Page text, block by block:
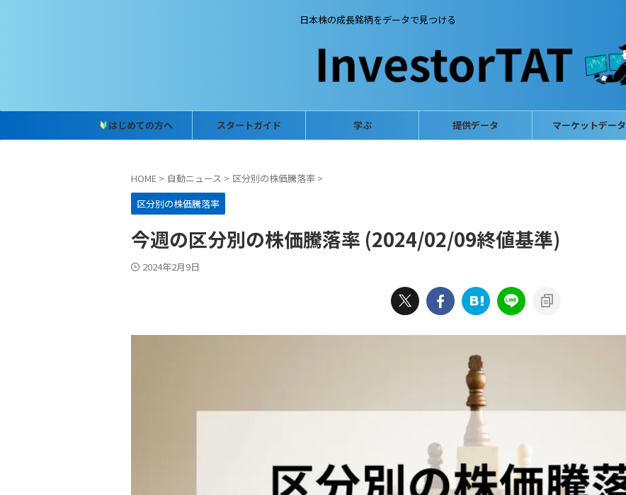
日本株の成長銘柄をデータで見つける
はじめての方へ スタートガイド 学ぶ 提供データ マーケットデータ
HOME > 自動ニュース > 区分別の株価騰落率 >
区分別の株価騰落率
今週の区分別の株価騰落率 (2024/02/09終値基準)
2024年2月9日